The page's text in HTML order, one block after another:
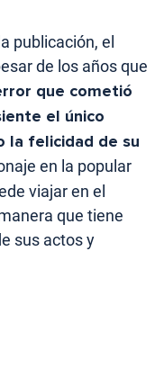
publicación, el
de los años que
que cometió
el único
la felicidad de su
en la popular
viajar en el
que tiene
sus actos y